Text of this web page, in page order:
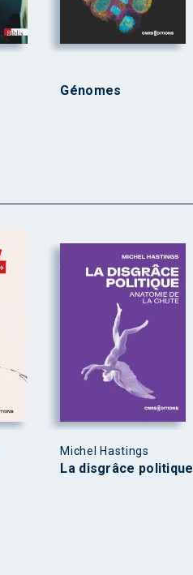
Génomes
Michel Hastings
La disgrâce politique